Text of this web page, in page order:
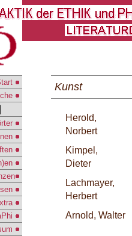
Kunst
Herold,
Norbert
Kimpel,
Dieter
Lachmayer,
Herbert
Arnold, Walter